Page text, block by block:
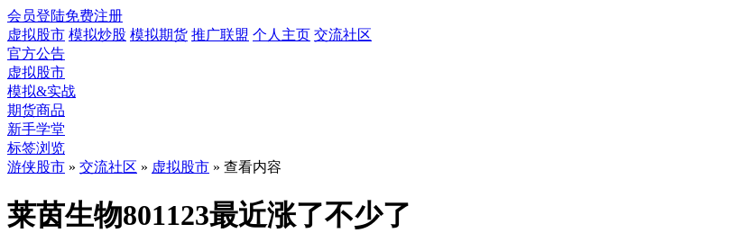
会员登陆免费注册
虚拟股市 模拟炒股 模拟期货 推广联盟 个人主页 交流社区
官方公告
虚拟股市
模拟&实战
期货商品
新手学堂
标签浏览
游侠股市 » 交流社区 » 虚拟股市 » 查看内容
莱茵生物801123最近涨了不少了